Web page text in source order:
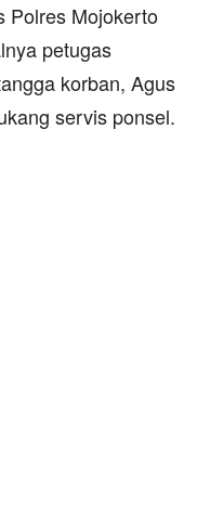
Polres Mojokerto
petugas
korban, Agus
servis ponsel.